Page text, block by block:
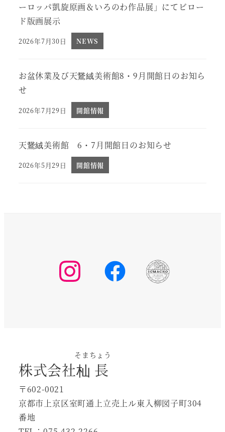
ーロッパ凱旋原画＆いろのわ作品展」にてビロー
ド版画展示
投稿日
2026年7月30日 NEWS
お盆休業及び天鵞絨美術館8・9月開館日のお知ら
せ
投稿日
2026年7月29日 開館情報
天鵞絨美術館 6・7月開館日のお知らせ
投稿日
2026年5月29日 開館情報
株式会社杣長
そまちょう
〒602-0021
京都市上京区室町通上立売上ル東入柳図子町304
番地